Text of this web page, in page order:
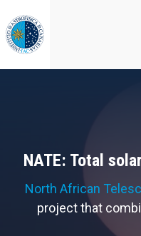
to
main
content
NATE: Total
North African
project that